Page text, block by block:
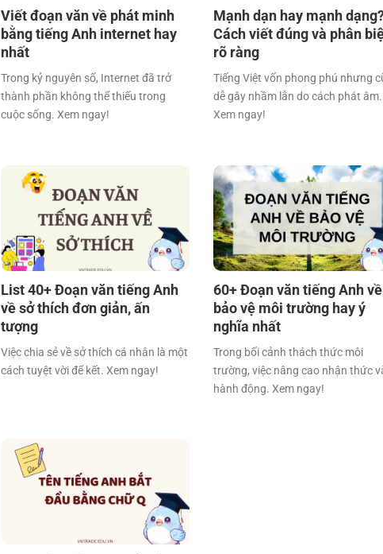
Viết đoạn văn về phát minh
bằng tiếng Anh internet hay
nhất
Trong kỷ nguyên số, Internet đã trở
thành phần không thể thiếu trong
cuộc sống. Xem ngay!
Mạnh dạn hay mạnh
Cách viết đúng và phân
rõ ràng
Tiếng Việt vốn phong phú nhưng
dễ gây nhầm lẫn do cách phát âm.
Xem ngay!
List 40+ Đoạn văn tiếng Anh
về sở thích đơn giản, ấn
tượng
Việc chia sẻ về sở thích cá nhân là một
cách tuyệt vời để kết. Xem ngay!
60+ Đoạn văn tiếng Anh về
bảo vệ môi trường hay ý
nghĩa nhất
Trong bối cảnh thách thức môi
trường, việc nâng cao nhận thức
hành động. Xem ngay!